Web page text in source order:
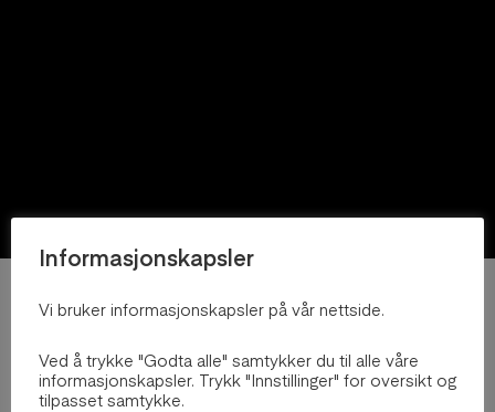
2021
Leirelaboratoriet
Informasjonskapsler
Vi bruker informasjonskapsler på vår nettside.
Ved å trykke "Godta alle" samtykker du til alle våre
informasjonskapsler. Trykk "Innstillinger" for oversikt og
tilpasset samtykke.